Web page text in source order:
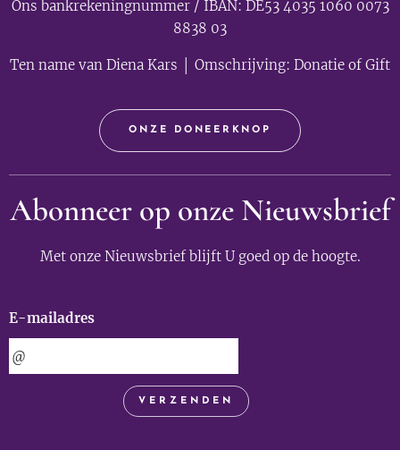
Ons bankrekeningnummer / IBAN: DE53 4035 1060 0073
8838 03
Ten name van Diena Kars │ Omschrijving: Donatie of Gift
ONZE DONEERKNOP
Abonneer op onze Nieuwsbrief
Met onze Nieuwsbrief blijft U goed op de hoogte.
E-mailadres
VERZENDEN